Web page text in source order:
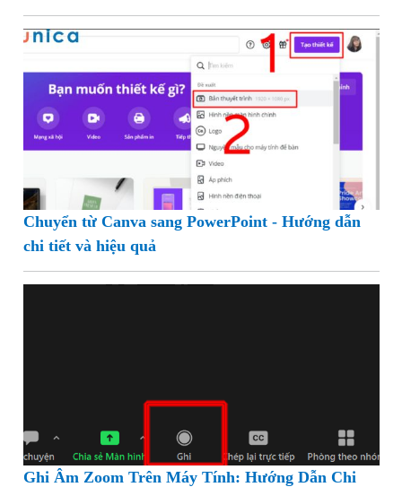
Chuyển từ Canva sang PowerPoint - Hướng dẫn
chi tiết và hiệu quả
Ghi Âm Zoom Trên Máy Tính: Hướng Dẫn Chi